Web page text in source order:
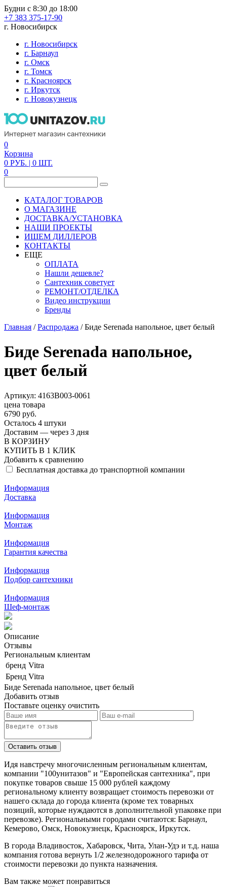
Будни с 8:30 до 18:00
+7 383 375-17-90
г. Новосибирск
г. Новосибирск
г. Барнаул
г. Омск
г. Томск
г. Красноярск
г. Иркутск
г. Новокузнецк
0
Корзина
0 РУБ. | 0 ШТ.
0
КАТАЛОГ ТОВАРОВ
О МАГАЗИНЕ
ДОСТАВКА/УСТАНОВКА
НАШИ ПРОЕКТЫ
ИЩЕМ ДИЛЛЕРОВ
КОНТАКТЫ
ЕЩЕ
ОПЛАТА
Нашли дешевле?
Сантехник советует
РЕМОНТ/ОТДЕЛКА
Видео инструкции
Бренды
Главная /Распродажа /Биде Serenada напольное, цвет белый
Биде Serenada напольное,
цвет белый
Артикул: 4163B003-0061
цена товара
6790 руб.
Осталось 4 штуки
Доставим — через 3 дня
В КОРЗИНУ
КУПИТЬ В 1 КЛИК
Добавить к сравнению
Бесплатная доставка до транспортной компании
Информация
Доставка
Информация
Монтаж
Информация
Гарантия качества
Информация
Подбор сантехники
Информация
Шеф-монтаж
Описание
Отзывы
Региональным клиентам
бренд Vitra
Бренд Vitra
Биде Serenada напольное, цвет белый
Добавить отзыв
Поставьте оценку очистить
Идя навстречу многочисленным региональным клиентам,
компании "100унитазов" и "Европейская сантехника", при
покупке товаров свыше 15 000 рублей каждому
региональному клиенту возвращает стоимость перевозки от
нашего склада до города клиента (кроме тех товарных
позиций, которые нуждаются в дополнительной упаковке при
перевозке). Региональными городами считаются: Барнаул,
Кемерово, Омск, Новокузнецк, Красноярск, Иркутск.
В города Владивосток, Хабаровск, Чита, Улан-Удэ и т.д. наша
компания готова вернуть 1/2 железнодорожного тарифа от
стоимости перевозки до пункта назначения.
Вам также может понравиться